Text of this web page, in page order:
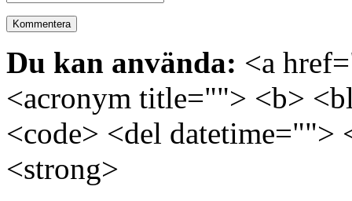
Du kan använda: <a
<acronym title=""> <b>
<code> <del
<strong>